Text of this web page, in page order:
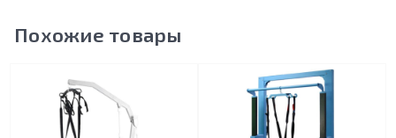
Похожие товары